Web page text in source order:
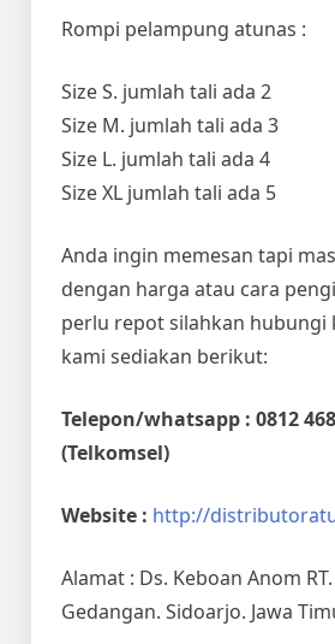
Rompi pelampung atunas :
Size S. jumlah tali ada 2
Size M. jumlah tali ada 3
Size L. jumlah tali ada 4
Size XL jumlah tali ada 5
Anda ingin memesan tapi
dengan harga atau cara
perlu repot silahkan hubungi
kami sediakan berikut:
Telepon/whatsapp : 0812
(Telkomsel)
Website : http://
Alamat : Ds. Keboan Anom RT.
Gedangan. Sidoarjo. Jawa